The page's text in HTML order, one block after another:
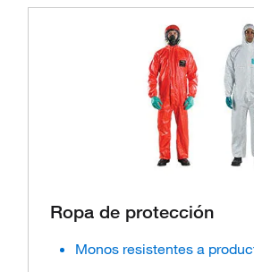
Ropa de protección
Monos resistentes a